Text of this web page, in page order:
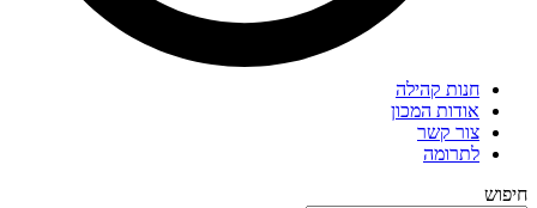
חנות קהילה
אודות המכון
צור קשר
לתרומה
חיפוש